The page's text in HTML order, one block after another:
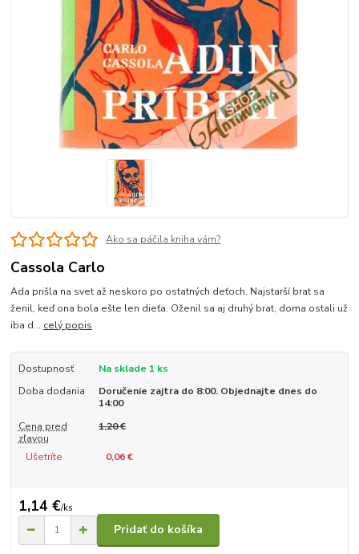
Ako sa páčila kniha vám?
Cassola Carlo
Ada prišla na svet až neskoro po ostatných deťoch. Najstarší brat sa
ženil, keď ona bola ešte len dieťa. Oženil sa aj druhý brat, doma ostali už
iba d... celý popis
Dostupnosť
Na sklade 1 ks
Doba dodania
Doručenie zajtra do 8:00. Objednajte dnes do
14:00
Cena pred
zľavou
1,20 €
Ušetríte 0,06 €
1,14 €/ks
Pridať do košíka